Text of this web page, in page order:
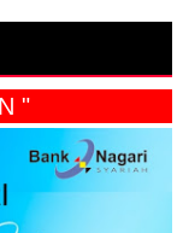
" IKLAN "